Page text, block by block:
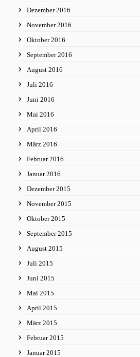
Dezember 2016
November 2016
Oktober 2016
September 2016
August 2016
Juli 2016
Juni 2016
Mai 2016
April 2016
März 2016
Februar 2016
Januar 2016
Dezember 2015
November 2015
Oktober 2015
September 2015
August 2015
Juli 2015
Juni 2015
Mai 2015
April 2015
März 2015
Februar 2015
Januar 2015